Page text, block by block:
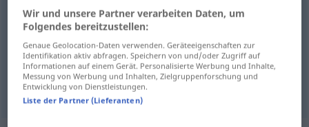
absinken → siehe „sinken“
baisser absinken FIG
Wir und unsere Partner verarbeiten Daten, um
Folgendes bereitzustellen:
Genaue Geolocation-Daten verwenden. Geräteeigenschaften zur
Identifikation aktiv abfragen. Speichern von und/oder Zugriff auf
Informationen auf einem Gerät. Personalisierte Werbung und Inhalte,
Messung von Werbung und Inhalten, Zielgruppenforschung und
Entwicklung von Dienstleistungen.
Liste der Partner (Lieferanten)